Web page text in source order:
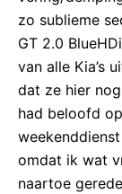
zo sublieme
GT 2.0
van alle Kia’s
dat ze hier
had beloofd
omdat ik wat
naartoe